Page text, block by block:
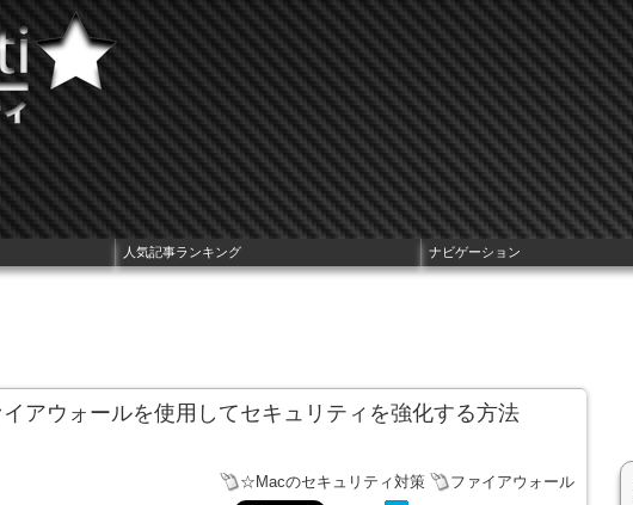
アウォールを使用してセキュリティを強化する方法
☆Macのセキュリティ対策 ファイアウォール
人気記事ランキング ナビゲーション